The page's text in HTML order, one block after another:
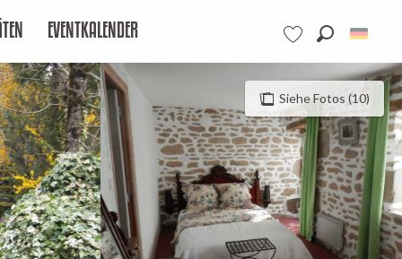
Voir les favoris
EVENTKALENDER
Siehe Fotos (10)